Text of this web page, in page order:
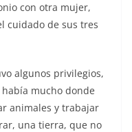
con otra mujer,
cuidado de sus tres
algunos privilegios,
mucho donde
animales y trabajar
una tierra, que no